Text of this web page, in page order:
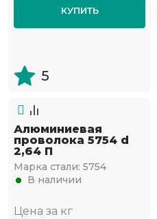
КУПИТЬ
5
Алюминиевая
проволока 5754 d
2,64 П
Марка стали: 5754
В наличии
Цена за кг